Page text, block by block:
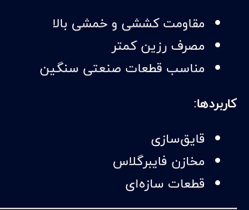
مقاومت کششی و خمشی بالا
مصرف رزین کمتر
مناسب قطعات صنعتی سنگین
کاربردها:
قایق‌سازی
مخازن فایبرگلاس
قطعات سازه‌ای